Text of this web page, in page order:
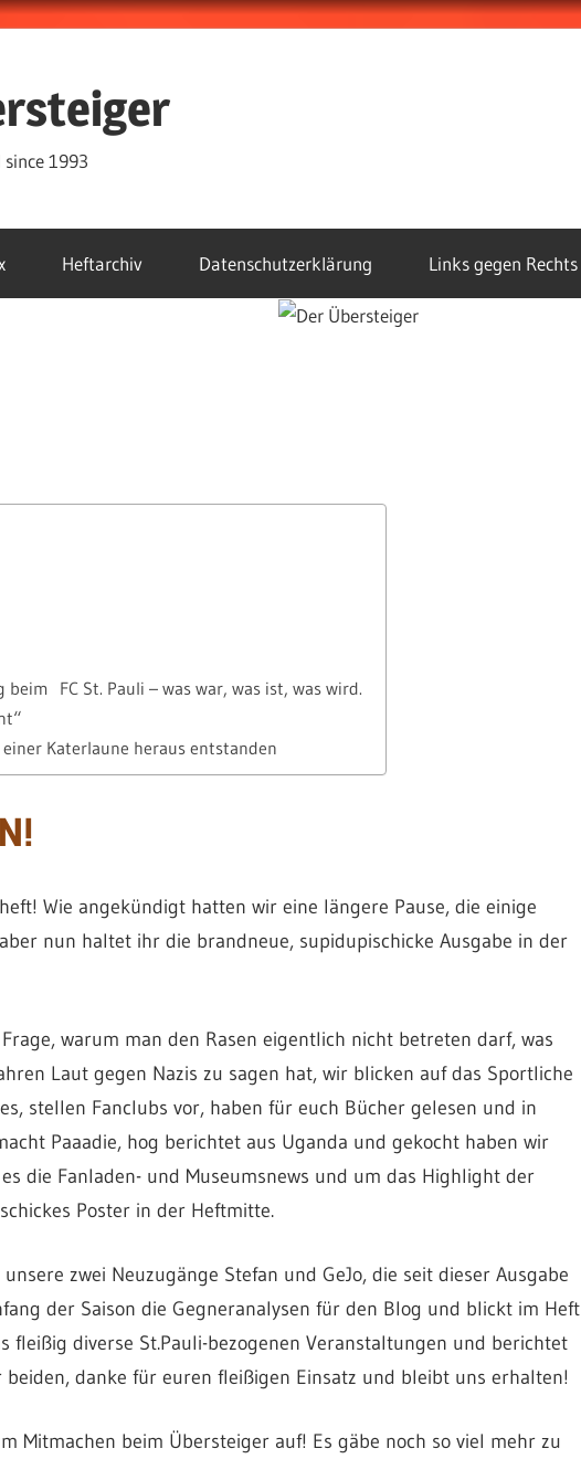
since 1993
Heftarchiv Datenschutzerklärung Links gegen Rechts
FC St. Pauli – was war, was ist, was wird.
Katerlaune heraus entstanden
Wie angekündigt hatten wir eine längere Pause, die einige
nun haltet ihr die brandneue, supidupischicke Ausgabe in der
warum man den Rasen eigentlich nicht betreten darf, was
Laut gegen Nazis zu sagen hat, wir blicken auf das Sportliche
stellen Fanclubs vor, haben für euch Bücher gelesen und in
Paaadie, hog berichtet aus Uganda und gekocht haben wir
die Fanladen- und Museumsnews und um das Highlight der
Poster in der Heftmitte.
zwei Neuzugänge Stefan und GeJo, die seit dieser Ausgabe
der Saison die Gegneranalysen für den Blog und blickt im Heft
fleißig diverse St.Pauli-bezogenen Veranstaltungen und berichtet
danke für euren fleißigen Einsatz und bleibt uns erhalten!
Mitmachen beim Übersteiger auf! Es gäbe noch so viel mehr zu